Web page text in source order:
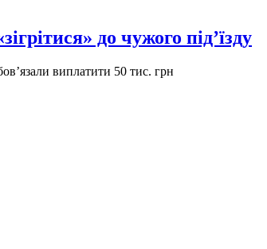
до чужого під’їзду
виплатити 50 тис. грн